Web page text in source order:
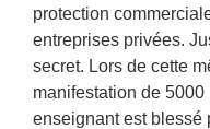
protection
entreprises privées.
secret. Lors de cette
manifestation de
enseignant est blessé